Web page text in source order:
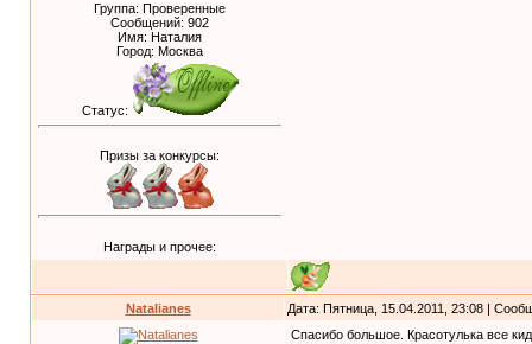
Группа: Проверенные
Сообщений: 902
Имя: Наталия
Город: Москва
Статус:
Призы за конкурсы:
Награды и прочее:
Natalianes Дата: Пятница, 15.04.2011, 23:08 |
Спасибо большое. Красотулька все